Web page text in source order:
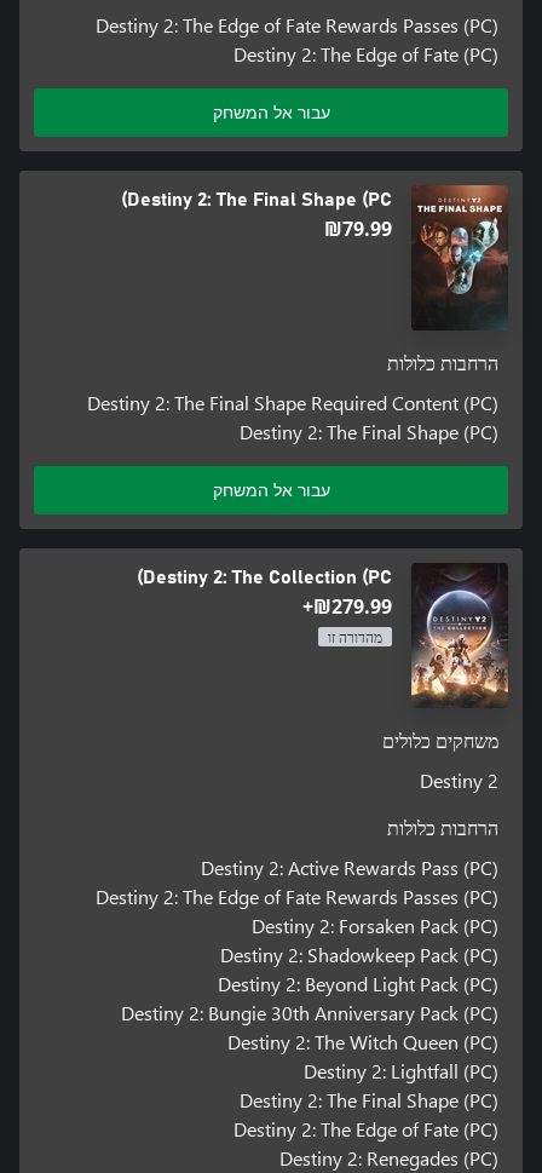
Destiny 2: The Edge of Fate Rewards Passes (PC)
Destiny 2: The Edge of Fate (PC)
עבור אל המשחק
Destiny 2: The Final Shape (PC)
‪₪‎79.99‬
הרחבות כלולות
Destiny 2: The Final Shape Required Content (PC)
Destiny 2: The Final Shape (PC)
עבור אל המשחק
Destiny 2: The Collection (PC)
‪₪‎279.99‬+
מהדורה זו
משחקים כלולים
Destiny 2
הרחבות כלולות
Destiny 2: Active Rewards Pass (PC)
Destiny 2: The Edge of Fate Rewards Passes (PC)
Destiny 2: Forsaken Pack (PC)
Destiny 2: Shadowkeep Pack (PC)
Destiny 2: Beyond Light Pack (PC)
Destiny 2: Bungie 30th Anniversary Pack (PC)
Destiny 2: The Witch Queen (PC)
Destiny 2: Lightfall (PC)
Destiny 2: The Final Shape (PC)
Destiny 2: The Edge of Fate (PC)
Destiny 2: Renegades (PC)